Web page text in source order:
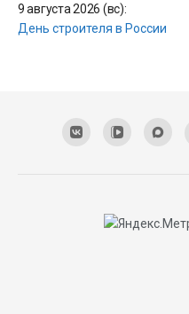
9 августа 2026 (вс):
День строителя в России